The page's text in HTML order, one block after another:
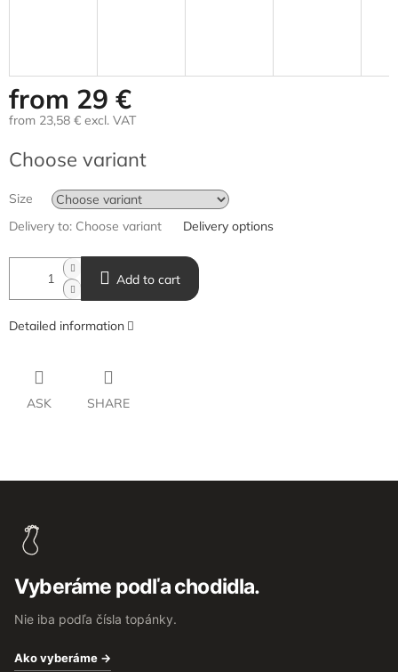
from 29 €
from 23,58 € excl. VAT
price:
Choose variant
Size
Delivery to: Choose variant Delivery options
Add to cart
Detailed information
ASK SHARE
Vyberáme podľa chodidla.
Nie iba podľa čísla topánky.
Ako vyberáme →